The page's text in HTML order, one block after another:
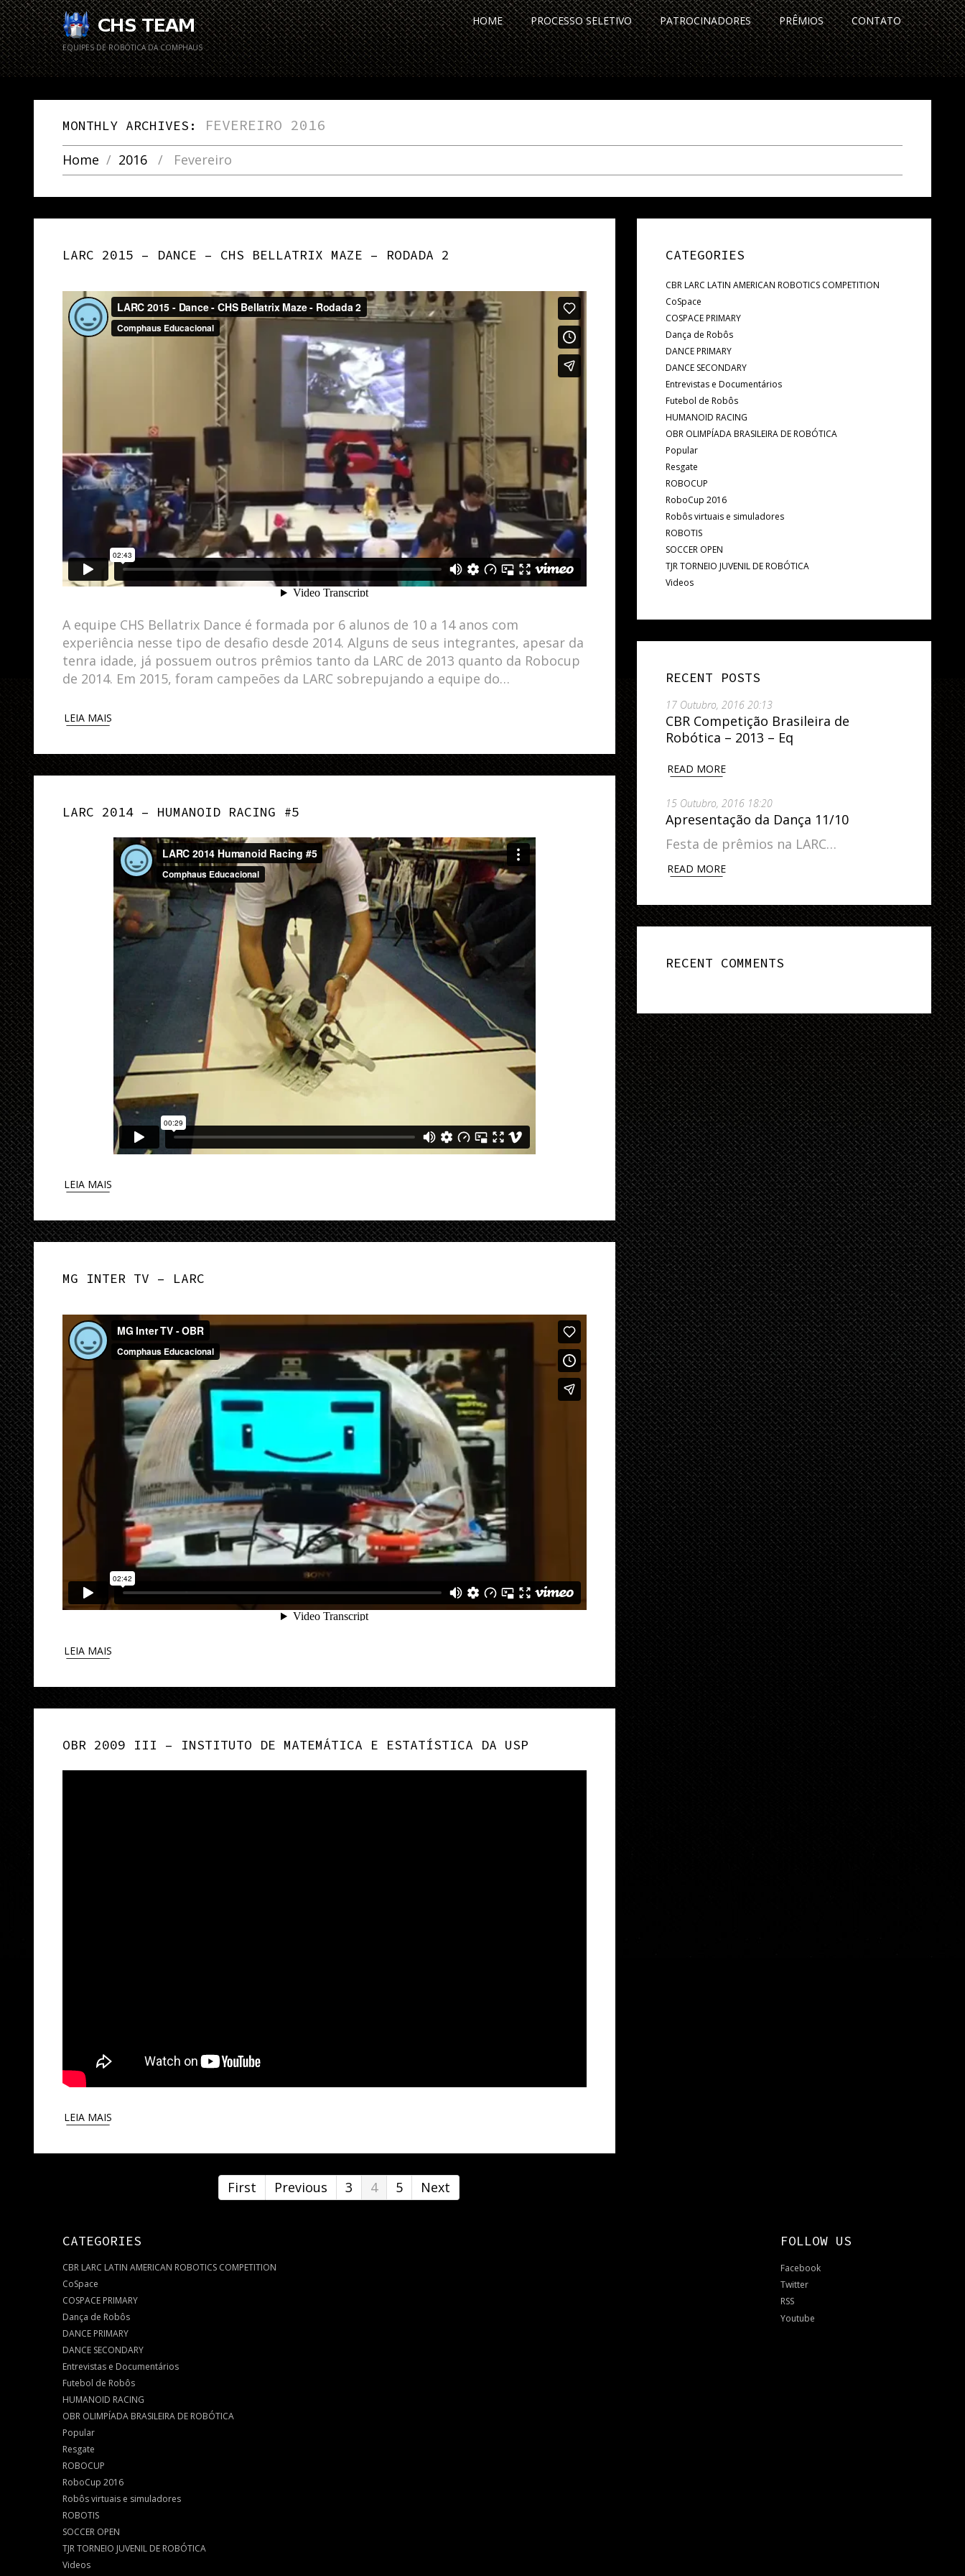
EQUIPES DE ROBÓTICA DA COMPHAUS
HOME PROCESSO SELETIVO PATROCINADORES PRÊMIOS CONTATO
MONTHLY ARCHIVES: FEVEREIRO 2016
Home 2016 Fevereiro
LARC 2015 – DANCE – CHS BELLATRIX MAZE – RODADA 2
A equipe CHS Bellatrix Dance é formada por 6 alunos de 10 a 14 anos com
experiência nesse tipo de desafio desde 2014. Alguns de seus integrantes, apesar da
tenra idade, já possuem outros prêmios tanto da LARC de 2013 quanto da Robocup
de 2014. Em 2015, foram campeões da LARC sobrepujando a equipe do…
LEIA MAIS
LARC 2014 – HUMANOID RACING #5
LEIA MAIS
MG INTER TV – LARC
LEIA MAIS
OBR 2009 III – INSTITUTO DE MATEMÁTICA E ESTATÍSTICA DA USP
LEIA MAIS
First Previous 3 4 5 Next
CATEGORIES
CBR LARC LATIN AMERICAN ROBOTICS COMPETITION
CoSpace
COSPACE PRIMARY
Dança de Robôs
DANCE PRIMARY
DANCE SECONDARY
Entrevistas e Documentários
Futebol de Robôs
HUMANOID RACING
OBR OLIMPÍADA BRASILEIRA DE ROBÓTICA
Popular
Resgate
ROBOCUP
RoboCup 2016
Robôs virtuais e simuladores
ROBOTIS
SOCCER OPEN
TJR TORNEIO JUVENIL DE ROBÓTICA
Videos
RECENT POSTS
17 Outubro, 2016 20:13
CBR Competição Brasileira de
Robótica – 2013 – Eq
READ MORE
15 Outubro, 2016 18:20
Apresentação da Dança 11/10
Festa de prêmios na LARC…
READ MORE
RECENT COMMENTS
CATEGORIES
CBR LARC LATIN AMERICAN ROBOTICS COMPETITION
CoSpace
COSPACE PRIMARY
Dança de Robôs
DANCE PRIMARY
DANCE SECONDARY
Entrevistas e Documentários
Futebol de Robôs
HUMANOID RACING
OBR OLIMPÍADA BRASILEIRA DE ROBÓTICA
Popular
Resgate
ROBOCUP
RoboCup 2016
Robôs virtuais e simuladores
ROBOTIS
SOCCER OPEN
TJR TORNEIO JUVENIL DE ROBÓTICA
Videos
FOLLOW US
Facebook
Twitter
RSS
Youtube